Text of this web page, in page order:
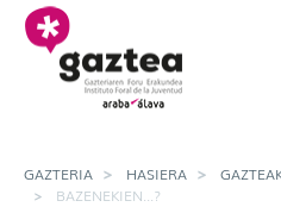
Eduki nagusira joan
GAZTERIA HASIERA
BAZENEKIEN...?